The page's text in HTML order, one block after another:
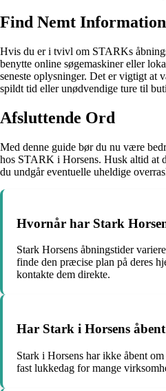
Find Nemt Information
Hvis du er i tvivl om STARKs
benytte online søgemaskiner eller
seneste oplysninger. Det er vigtigt at
spildt tid eller unødvendige ture til
Afsluttende Ord
Med denne guide bør du nu være
hos STARK i Horsens. Husk altid at
du undgår eventuelle uheldige
Hvornår har Stark
Stark Horsens åbningstider
finde den præcise plan på deres
kontakte dem direkte.
Har Stark i Horsens
Stark i Horsens har ikke åbent
fast lukkedag for mange